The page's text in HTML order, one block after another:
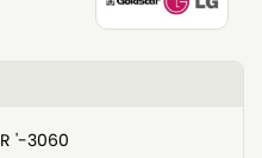
'-3060